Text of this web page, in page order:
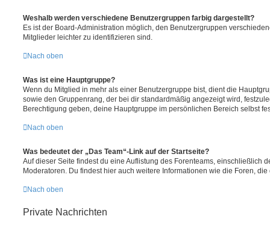
Weshalb werden verschiedene Benutzergruppen farbig dargestellt?
Es ist der Board-Administration möglich, den Benutzergruppen
Mitglieder leichter zu identifizieren sind.
Nach oben
Was ist eine Hauptgruppe?
Wenn du Mitglied in mehr als einer Benutzergruppe bist, dient die
sowie den Gruppenrang, der bei dir standardmäßig angezeigt wird,
Berechtigung geben, deine Hauptgruppe im persönlichen Bereich selbst
Nach oben
Was bedeutet der „Das Team“-Link auf der Startseite?
Auf dieser Seite findest du eine Auflistung des Forenteams, einschließlich
Moderatoren. Du findest hier auch weitere Informationen wie die Foren,
Nach oben
Private Nachrichten